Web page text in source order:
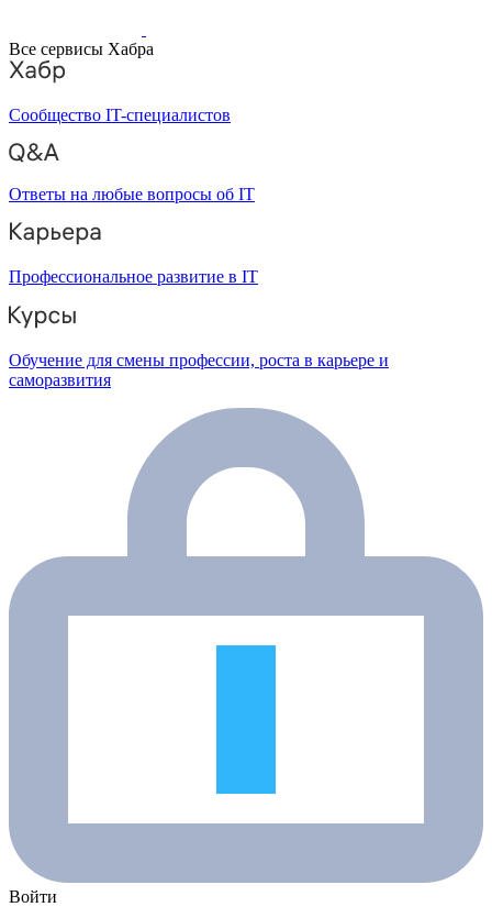
Все сервисы Хабра
Сообщество IT-специалистов
Ответы на любые вопросы об IT
Профессиональное развитие в IT
Обучение для смены профессии, роста в карьере и
саморазвития
Войти